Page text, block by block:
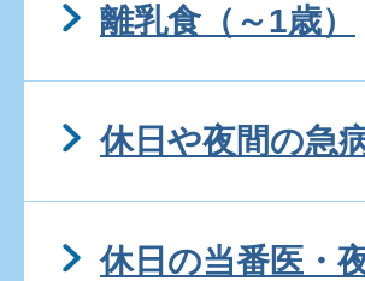
離乳食（～1歳）
休日や夜間の急
休日の当番医・